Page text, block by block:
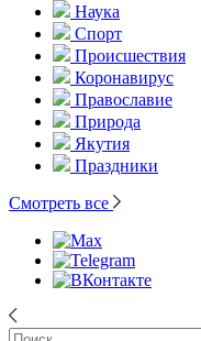
Наука
Спорт
Происшествия
Коронавирус
Православие
Природа
Якутия
Праздники
Смотреть все